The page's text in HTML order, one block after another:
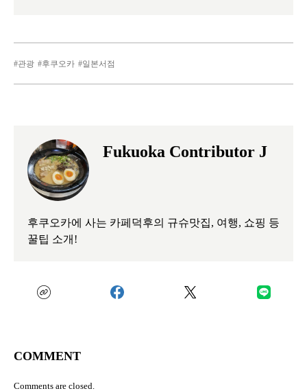
관광 후쿠오카 일본서점
Fukuoka Contributor J
후쿠오카에 사는 카페덕후의 규슈맛집, 여행, 쇼핑 등
꿀팁 소개!
COMMENT
Comments are closed.